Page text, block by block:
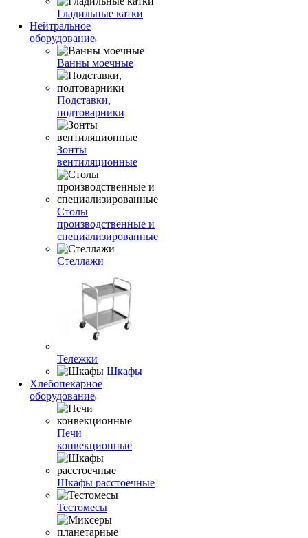
Гладильные катки
Нейтральное
оборудование
Ванны моечные
Подставки,
подтоварники
Зонты
вентиляционные
Столы
производственные и
специализированные
Стеллажи
Тележки
Шкафы
Хлебопекарное
оборудование
Печи
конвекционные
Шкафы расстоечные
Тестомесы